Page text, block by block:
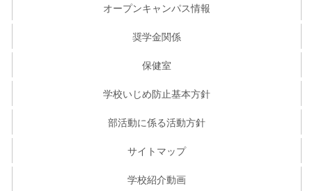
オープンキャンパス情報
奨学金関係
保健室
学校いじめ防止基本方針
部活動に係る活動方針
サイトマップ
学校紹介動画